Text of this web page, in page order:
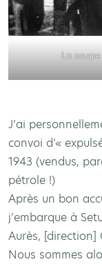
La soupe
J’ai
convoi d’«
1943 (vendus,
pétrole !)
Après un bon
j’embarque à
Aurès, [direction]
Nous sommes